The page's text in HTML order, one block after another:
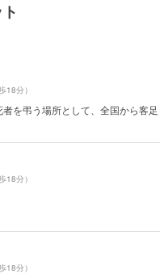
18分）
を弔う場所として、全国から客足
18分）
18分）